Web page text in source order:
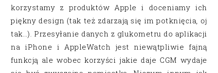
korzystamy z produktów Apple i doceniamy ich
piękny design (tak też zdarzają się im potknięcia, oj
tak…). Przesyłanie danych z glukometru do aplikacji
na iPhone i AppleWatch jest niewątpliwie fajną
funkcją ale wobec korzyści jakie daje CGM wydaje